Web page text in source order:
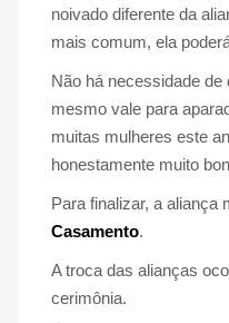
noivado diferente da
mais comum, ela
Não há necessidade
mesmo vale para
muitas mulheres este
honestamente muito
Para finalizar, a aliança
Casamento.
A troca das alianças
cerimônia.